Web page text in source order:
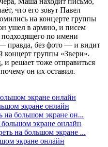
что его зовут Павел
на концерте группы
ушел в армию, и писем
по имени
правда, без фото — и видит
концерт группы «Звери».
и решает тоже отправиться
он их оставил.
экране онлайн
экране онлайн
на большом экране он...
экране онлайн
на большом экране ...
экране онлайн